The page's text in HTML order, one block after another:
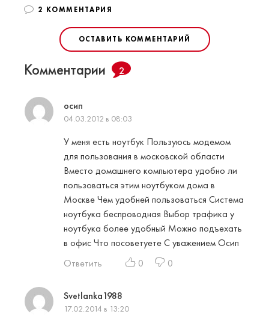
2 КОММЕНТАРИЯ
ОСТАВИТЬ КОММЕНТАРИЙ
Комментарии 2
осип
04.03.2012 в 08:03
У меня есть ноутбук Пользуюсь модемом
для пользования в московской области
Вместо домашнего компьютера удобно ли
пользоваться этим ноутбуком дома в
Москве Чем удобней пользоваться Система
ноутбука беспроводная Выбор трафика у
ноутбука более удобный Можно подъехать
в офис Что посоветуете С уважением Осип
Ответить
0 0
Svetlanka1988
17.02.2014 в 13:20